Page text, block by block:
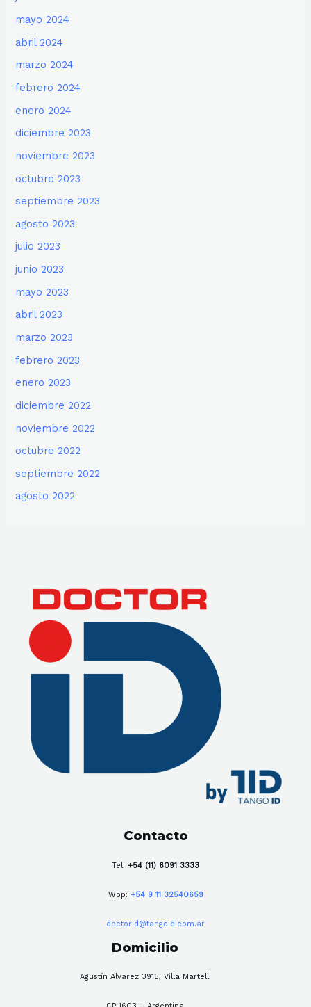
mayo 2024
abril 2024
marzo 2024
febrero 2024
enero 2024
diciembre 2023
noviembre 2023
octubre 2023
septiembre 2023
agosto 2023
julio 2023
junio 2023
mayo 2023
abril 2023
marzo 2023
febrero 2023
enero 2023
diciembre 2022
noviembre 2022
octubre 2022
septiembre 2022
agosto 2022
Contacto
Tel: +54 (11) 6091 3333
Wpp: +54 9 11 32540659
doctorid@tangoid.com.ar
Domicilio
Agustín Alvarez 3915, Villa Martelli